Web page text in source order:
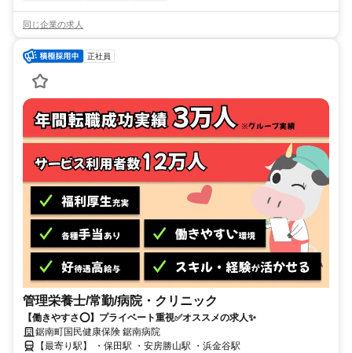
同じ企業の求人
正社員
管理栄養士/常勤/病院・クリニック
【働きやすさ⭕️】プライベート重視✅️オススメの求人✨
鋸南町国民健康保険 鋸南病院
【最寄り駅】 ・保田駅 ・安房勝山駅 ・浜金谷駅